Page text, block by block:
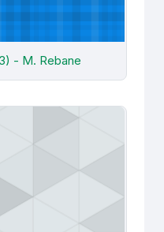
- M. Rebane
(MÄJ054) (K)ÄJ2019 - E.